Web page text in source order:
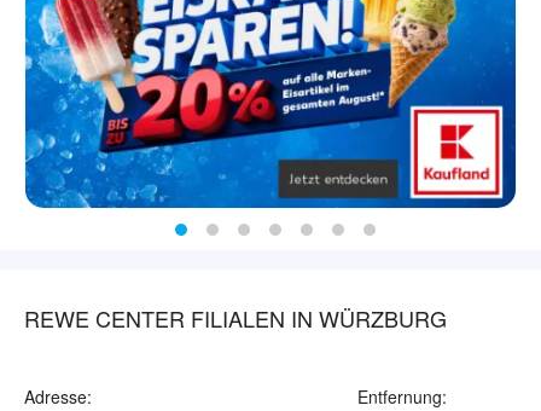
REWE CENTER FILIALEN IN WÜRZBURG
Adresse: Entfernung: